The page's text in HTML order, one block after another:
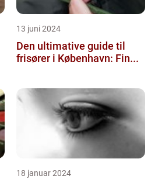
13 juni 2024
Den ultimative guide til
frisører i København: Fin...
18 januar 2024